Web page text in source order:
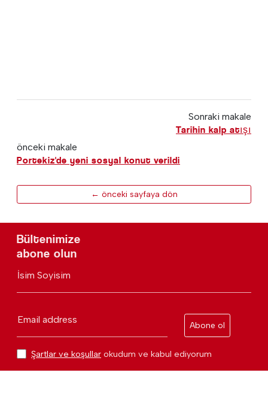
Sonraki makale
Tarihin kalp atışı
önceki makale
Portekiz'de yeni sosyal konut verildi
← önceki sayfaya dön
Bültenimize
abone olun
İsim Soyisim
Email address
Abone ol
Şartlar ve koşullar okudum ve kabul ediyorum